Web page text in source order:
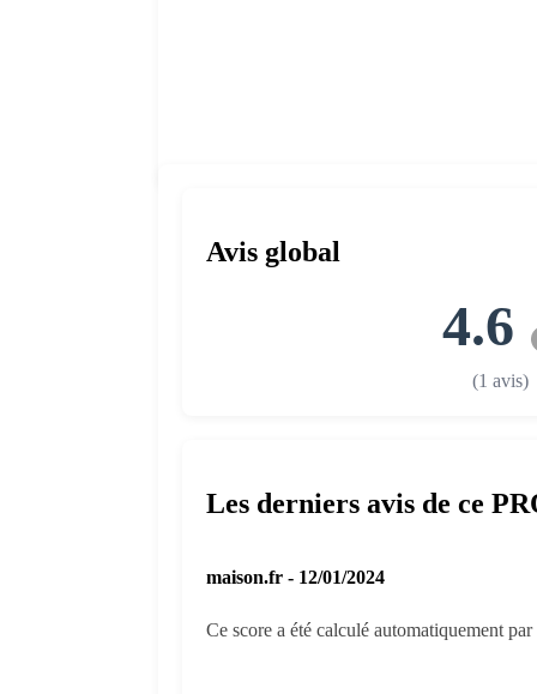
Avis global
4.6
(1 avis)
Les derniers avis de ce
maison.fr - 12/01/2024
Ce score a été calculé automatiquement